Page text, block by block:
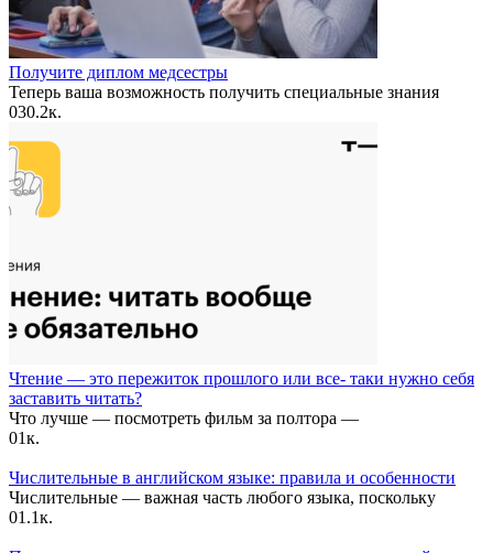
Получите диплом медсестры
Теперь ваша возможность получить специальные знания
030.2к.
Чтение — это пережиток прошлого или все- таки нужно себя
заставить читать?
Что лучше — посмотреть фильм за полтора —
01к.
Числительные в английском языке: правила и особенности
Числительные — важная часть любого языка, поскольку
01.1к.